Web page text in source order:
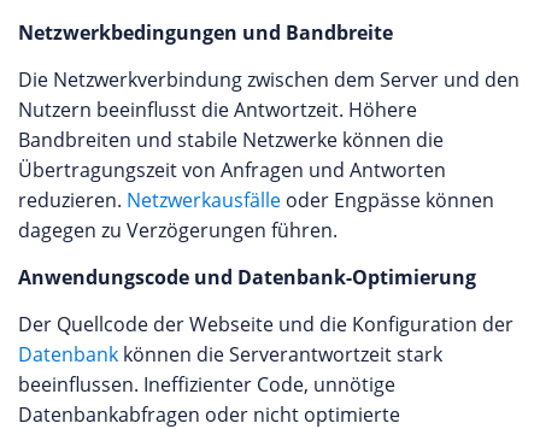
Netzwerkbedingungen und Bandbreite
Die Netzwerkverbindung zwischen dem Server und den
Nutzern beeinflusst die Antwortzeit. Höhere
Bandbreiten und stabile Netzwerke können die
Übertragungszeit von Anfragen und Antworten
reduzieren. Netzwerkausfälle oder Engpässe können
dagegen zu Verzögerungen führen.
Anwendungscode und Datenbank-Optimierung
Der Quellcode der Webseite und die Konfiguration der
Datenbank können die Serverantwortzeit stark
beeinflussen. Ineffizienter Code, unnötige
Datenbankabfragen oder nicht optimierte